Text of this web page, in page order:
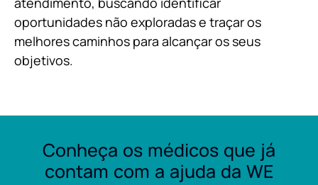
oportunidades não exploradas e traçar os
melhores caminhos para alcançar os seus
objetivos.
Conheça os médicos que já
contam com a ajuda da WE